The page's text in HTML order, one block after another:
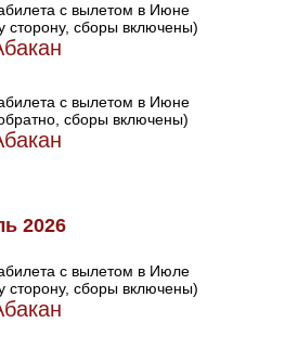
с вылетом в Июне
сторону, сборы включены)
с вылетом в Июне
сборы включены)
2026
с вылетом в Июле
сторону, сборы включены)